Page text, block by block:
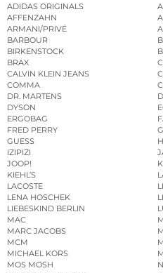
ADIDAS ORIGINALS
AFFENZAHN
ARMANI/PRIVÉ
BARBOUR
BIRKENSTOCK
BRAX
CALVIN KLEIN JEANS
COMMA
DR. MARTENS
DYSON
ERGOBAG
FRED PERRY
GUESS
IZIPIZI
JOOP!
KIEHL’S
LACOSTE
LENA HOSCHEK
LIEBESKIND BERLIN
MAC
MARC JACOBS
MCM
MICHAEL KORS
MOS MOSH